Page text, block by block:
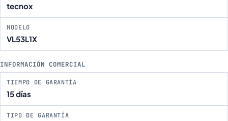
tecnox
MODELO
VL53L1X
INFORMACIÓN COMERCIAL
TIEMPO DE GARANTÍA
15 días
TIPO DE GARANTÍA